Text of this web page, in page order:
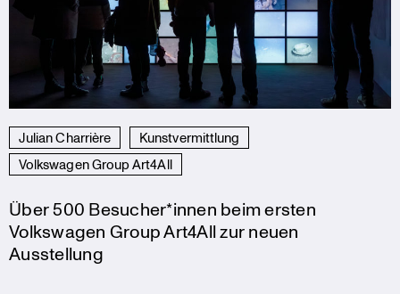
Julian Charrière
Kunstvermittlung
Volkswagen Group Art4All
Über 500 Besucher*innen beim ersten
Volkswagen Group Art4All zur neuen
Ausstellung